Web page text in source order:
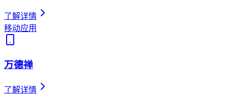
了解详情
移动应用
万德禅
了解详情